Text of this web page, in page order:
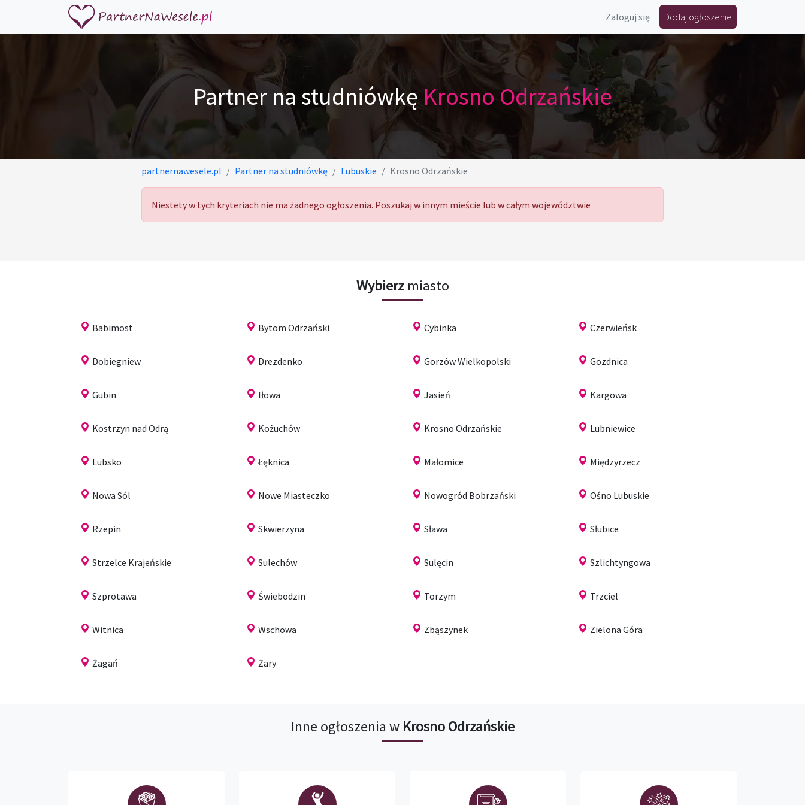
Zaloguj się Dodaj ogłoszenie
Partner na studniówkę Krosno Odrzańskie
partnernawesele.pl Partner na studniówkę Lubuskie Krosno Odrzańskie
Niestety w tych kryteriach nie ma żadnego ogłoszenia. Poszukaj w innym mieście lub w całym województwie
Wybierzmiasto
Babimost Bytom Odrzański Cybinka Czerwieńsk
Dobiegniew Drezdenko Gorzów Wielkopolski Gozdnica
Gubin Iłowa Jasień Kargowa
Kostrzyn nad Odrą Kożuchów Krosno Odrzańskie Lubniewice
Lubsko Łęknica Małomice Międzyrzecz
Nowa Sól Nowe Miasteczko Nowogród Bobrzański Ośno Lubuskie
Rzepin Skwierzyna Sława Słubice
Strzelce Krajeńskie Sulechów Sulęcin Szlichtyngowa
Szprotawa Świebodzin Torzym Trzciel
Witnica Wschowa Zbąszynek Zielona Góra
Żagań Żary
Inne ogłoszenia w Krosno Odrzańskie